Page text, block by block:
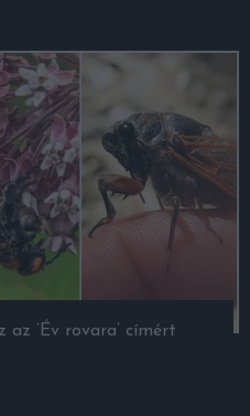
az ’Év rovara’ címért